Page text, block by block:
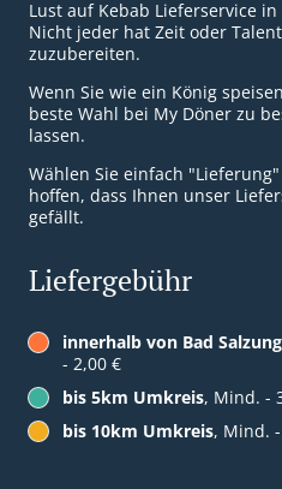
Lust auf Kebab Lieferservice
Nicht jeder hat Zeit oder
zuzubereiten.
Wenn Sie wie ein König
beste Wahl bei My Döner zu
lassen.
Wählen Sie einfach
hoffen, dass Ihnen unser
gefällt.
Liefergebühr
innerhalb von Bad
- 2,00 €
bis 5km Umkreis, Mind. -
bis 10km Umkreis, Mind.